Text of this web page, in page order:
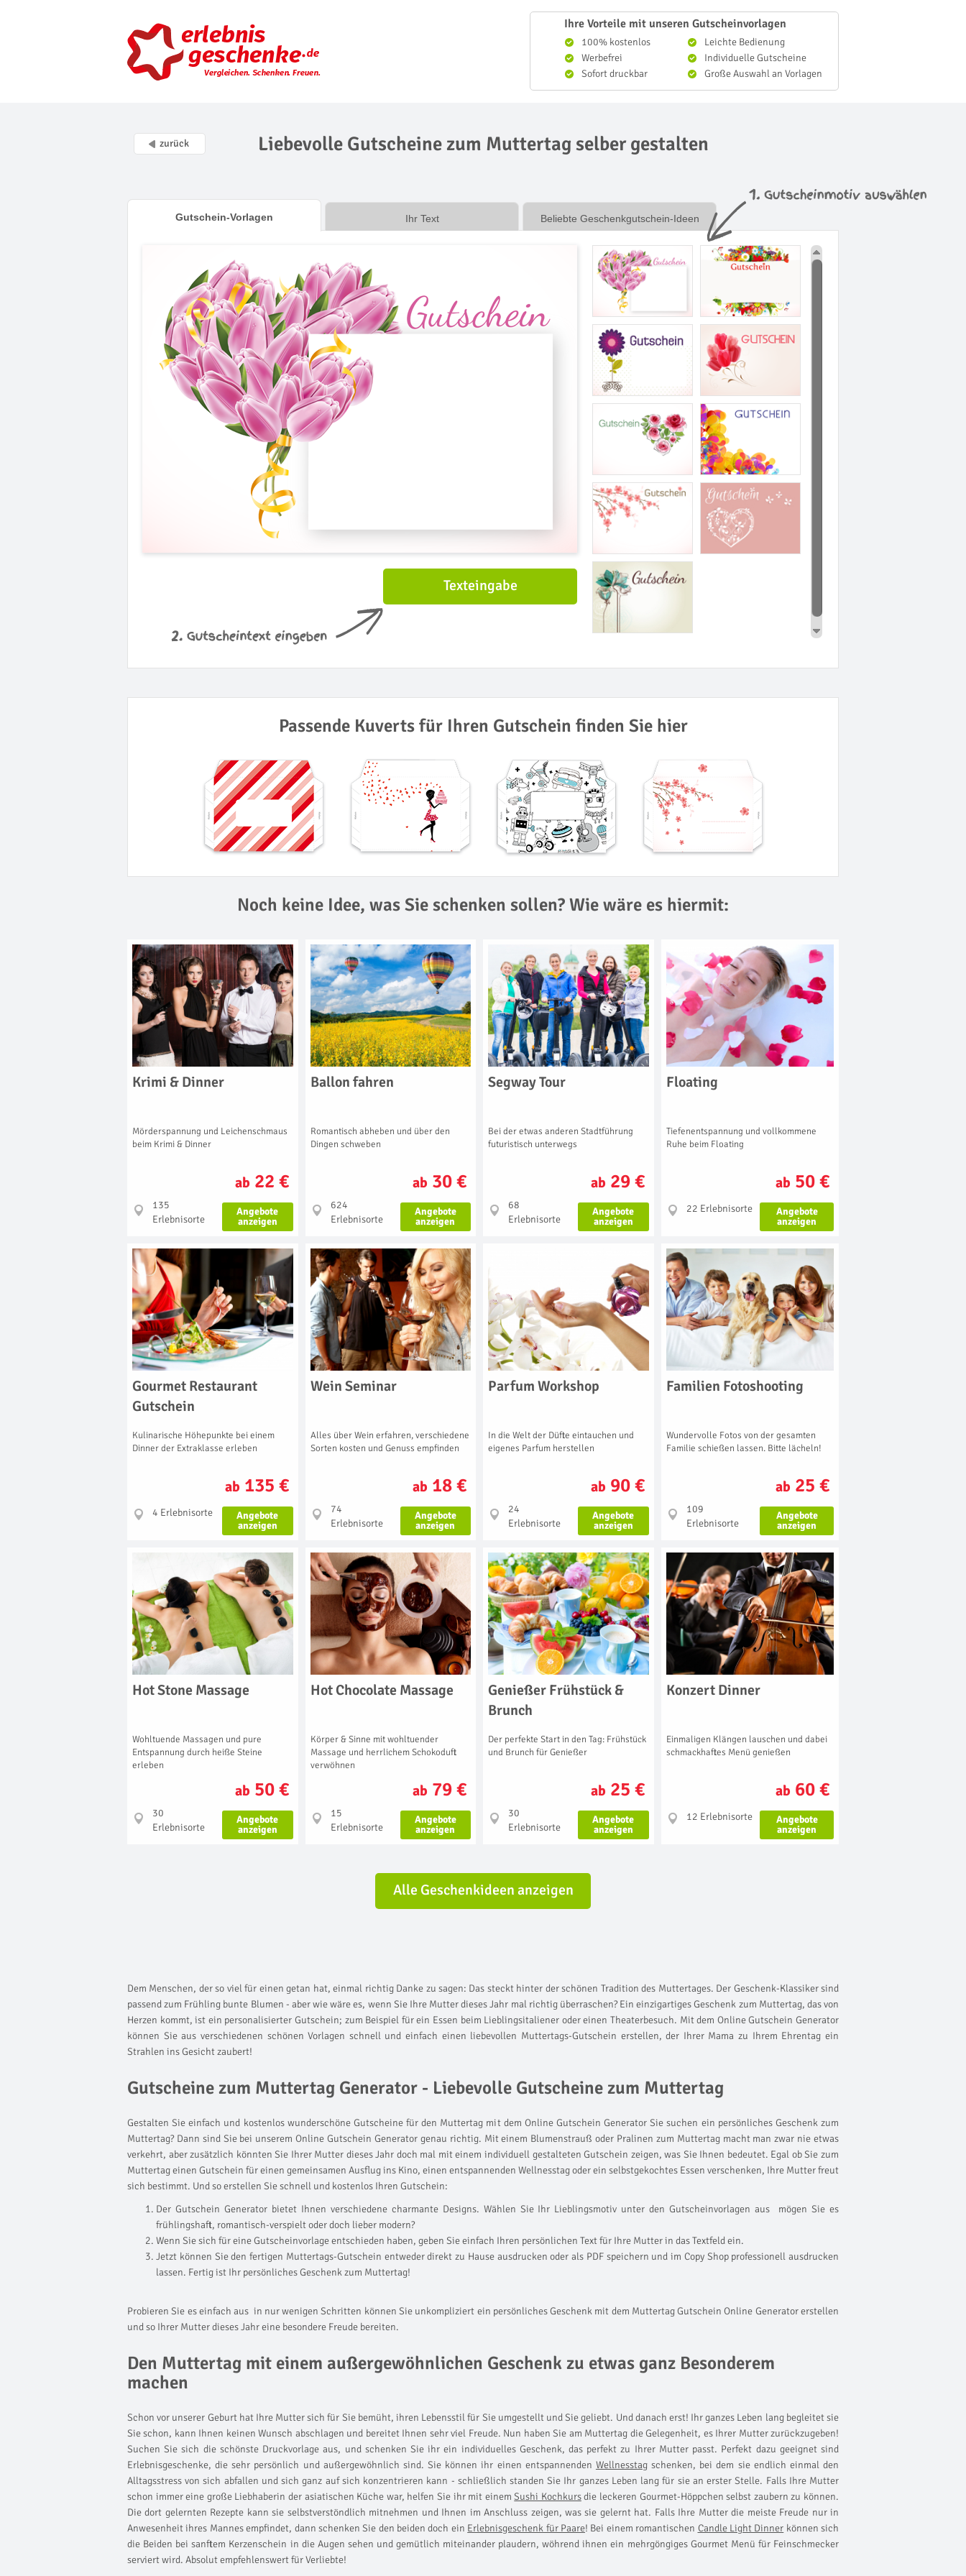
Ihre Vorteile mit unseren Gutscheinvorlagen
100% kostenlos
Werbefrei
Sofort druckbar
Leichte Bedienung
Individuelle Gutscheine
Große Auswahl an Vorlagen
zurück Liebevolle Gutscheine zum Muttertag selber gestalten
Gutschein-Vorlagen Ihr Text Beliebte Geschenkgutschein-Ideen
Texteingabe
Passende Kuverts für Ihren Gutschein finden Sie hier
Noch keine Idee, was Sie schenken sollen? Wie wäre es hiermit:
Krimi & Dinner
Mörderspannung und Leichenschmaus
beim Krimi & Dinner
ab 22 €
135
Erlebnisorte
Angebote
anzeigen
Ballon fahren
Romantisch abheben und über den
Dingen schweben
ab 30 €
624
Erlebnisorte
Angebote
anzeigen
Segway Tour
Bei der etwas anderen Stadtführung
futuristisch unterwegs
ab 29 €
68
Erlebnisorte
Angebote
anzeigen
Floating
Tiefenentspannung und vollkommene
Ruhe beim Floating
ab 50 €
22 Erlebnisorte
Angebote
anzeigen
Gourmet Restaurant
Gutschein
Kulinarische Höhepunkte bei einem
Dinner der Extraklasse erleben
ab 135 €
4 Erlebnisorte
Angebote
anzeigen
Wein Seminar
Alles über Wein erfahren, verschiedene
Sorten kosten und Genuss empfinden
ab 18 €
74
Erlebnisorte
Angebote
anzeigen
Parfum Workshop
In die Welt der Düfte eintauchen und
eigenes Parfum herstellen
ab 90 €
24
Erlebnisorte
Angebote
anzeigen
Familien Fotoshooting
Wundervolle Fotos von der gesamten
Familie schießen lassen. Bitte lächeln!
ab 25 €
109
Erlebnisorte
Angebote
anzeigen
Hot Stone Massage
Wohltuende Massagen und pure
Entspannung durch heiße Steine
erleben
ab 50 €
30
Erlebnisorte
Angebote
anzeigen
Hot Chocolate Massage
Körper & Sinne mit wohltuender
Massage und herrlichem Schokoduft
verwöhnen
ab 79 €
15
Erlebnisorte
Angebote
anzeigen
Genießer Frühstück &
Brunch
Der perfekte Start in den Tag: Frühstück
und Brunch für Genießer
ab 25 €
30
Erlebnisorte
Angebote
anzeigen
Konzert Dinner
Einmaligen Klängen lauschen und dabei
schmackhaftes Menü genießen
ab 60 €
12 Erlebnisorte
Angebote
anzeigen
Alle Geschenkideen anzeigen
Dem Menschen, der so viel für einen getan hat, einmal richtig Danke zu sagen: Das steckt hinter der schönen Tradition des Muttertages. Der Geschenk-Klassiker sind
passend zum Frühling bunte Blumen - aber wie wäre es, wenn Sie Ihre Mutter dieses Jahr mal richtig überraschen? Ein einzigartiges Geschenk zum Muttertag, das von
Herzen kommt, ist ein personalisierter Gutschein; zum Beispiel für ein Essen beim Lieblingsitaliener oder einen Theaterbesuch. Mit dem Online Gutschein Generator
können Sie aus verschiedenen schönen Vorlagen schnell und einfach einen liebevollen Muttertags-Gutschein erstellen, der Ihrer Mama zu Ihrem Ehrentag ein
Strahlen ins Gesicht zaubert!
Gutscheine zum Muttertag Generator - Liebevolle Gutscheine zum Muttertag
Gestalten Sie einfach und kostenlos wunderschöne Gutscheine für den Muttertag mit dem Online Gutschein Generator Sie suchen ein persönliches Geschenk zum
Muttertag? Dann sind Sie bei unserem Online Gutschein Generator genau richtig. Mit einem Blumenstrauß oder Pralinen zum Muttertag macht man zwar nie etwas
verkehrt, aber zusätzlich könnten Sie Ihrer Mutter dieses Jahr doch mal mit einem individuell gestalteten Gutschein zeigen, was Sie Ihnen bedeutet. Egal ob Sie zum
Muttertag einen Gutschein für einen gemeinsamen Ausflug ins Kino, einen entspannenden Wellnesstag oder ein selbstgekochtes Essen verschenken, Ihre Mutter freut
sich bestimmt. Und so erstellen Sie schnell und kostenlos Ihren Gutschein:
Der Gutschein Generator bietet Ihnen verschiedene charmante Designs. Wählen Sie Ihr Lieblingsmotiv unter den Gutscheinvorlagen aus  mögen Sie es
frühlingshaft, romantisch-verspielt oder doch lieber modern?
Wenn Sie sich für eine Gutscheinvorlage entschieden haben, geben Sie einfach Ihren persönlichen Text für Ihre Mutter in das Textfeld ein.
Jetzt können Sie den fertigen Muttertags-Gutschein entweder direkt zu Hause ausdrucken oder als PDF speichern und im Copy Shop professionell ausdrucken
lassen. Fertig ist Ihr persönliches Geschenk zum Muttertag!
Probieren Sie es einfach aus  in nur wenigen Schritten können Sie unkompliziert ein persönliches Geschenk mit dem Muttertag Gutschein Online Generator erstellen
und so Ihrer Mutter dieses Jahr eine besondere Freude bereiten.
Den Muttertag mit einem außergewöhnlichen Geschenk zu etwas ganz Besonderem
machen
Schon vor unserer Geburt hat Ihre Mutter sich für Sie bemüht, ihren Lebensstil für Sie umgestellt und Sie geliebt. Und danach erst! Ihr ganzes Leben lang begleitet sie
Sie schon, kann Ihnen keinen Wunsch abschlagen und bereitet Ihnen sehr viel Freude. Nun haben Sie am Muttertag die Gelegenheit, es Ihrer Mutter zurückzugeben!
Suchen Sie sich die schönste Druckvorlage aus, und schenken Sie ihr ein individuelles Geschenk, das perfekt zu Ihrer Mutter passt. Perfekt dazu geeignet sind
Erlebnisgeschenke, die sehr persönlich und außergewöhnlich sind. Sie können ihr einen entspannenden Wellnesstagschenken, bei dem sie endlich einmal den
Alltagsstress von sich abfallen und sich ganz auf sich konzentrieren kann - schließlich standen Sie Ihr ganzes Leben lang für sie an erster Stelle. Falls Ihre Mutter
schon immer eine große Liebhaberin der asiatischen Küche war, helfen Sie ihr mit einemSushi Kochkursdie leckeren Gourmet-Höppchen selbst zaubern zu können.
Die dort gelernten Rezepte kann sie selbstverstöndlich mitnehmen und Ihnen im Anschluss zeigen, was sie gelernt hat. Falls Ihre Mutter die meiste Freude nur in
Anwesenheit ihres Mannes empfindet, dann schenken Sie den beiden doch ein Erlebnisgeschenk für Paare! Bei einem romantischen Candle Light Dinner können sich
die Beiden bei sanftem Kerzenschein in die Augen sehen und gemütlich miteinander plaudern, wöhrend ihnen ein mehrgöngiges Gourmet Menü für Feinschmecker
serviert wird. Absolut empfehlenswert für Verliebte!